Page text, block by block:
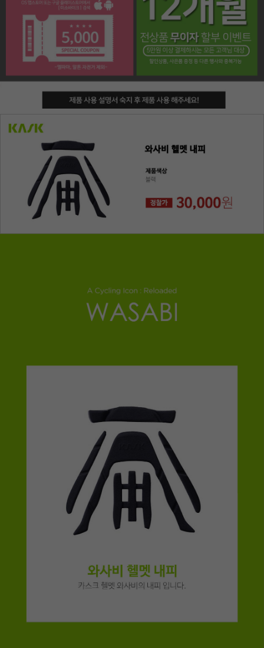
하세요!